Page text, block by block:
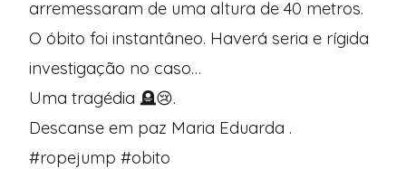
arremessaram de uma altura de 40 metros.
O óbito foi instantâneo. Haverá seria e rígida
investigação no caso…
Uma tragédia 🪦😢.
Descanse em paz Maria Eduarda .
#ropejump #obito